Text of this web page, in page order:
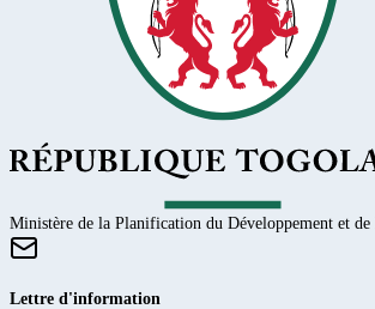
Ministère de la Planification du Développement et de
Lettre d'information